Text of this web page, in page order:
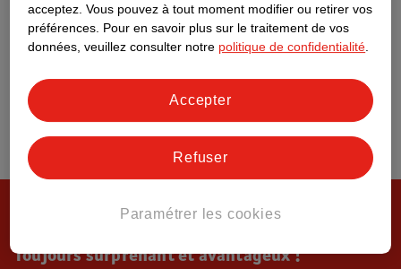
Toujours surprenant et avantageux !
acceptez. Vous pouvez à tout moment modifier ou retirer vos
préférences. Pour en savoir plus sur le traitement de vos
données, veuillez consulter notre politique de confidentialité
Paramétrer les cookies
Refuser
Accepter